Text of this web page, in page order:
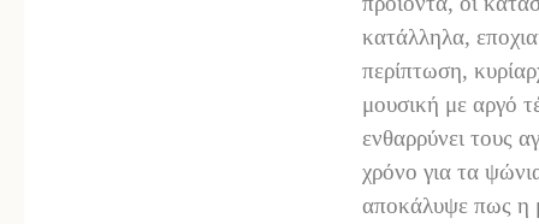
κατάλληλα,
περίπτωση,
μουσική με αργό
ενθαρρύνει τους
χρόνο για τα
αποκάλυψε πως η